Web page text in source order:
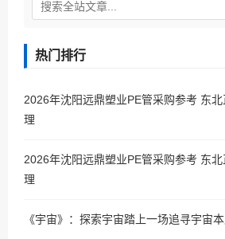
热门排行
2026年沈阳远鼎塑业PE管采购参考 东
理
2026年沈阳远鼎塑业PE管采购参考 东
理
《宇宙》：探索宇宙踏上一场追寻宇宙本